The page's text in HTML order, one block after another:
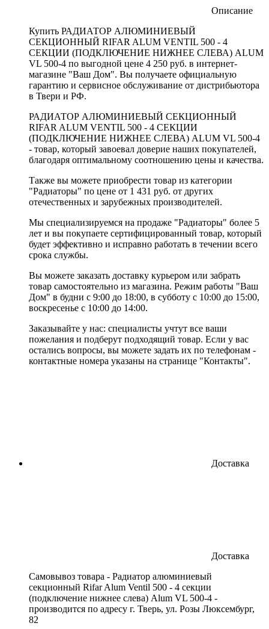
Описание
Купить РАДИАТОР АЛЮМИНИЕВЫЙ
СЕКЦИОННЫЙ RIFAR ALUM VENTIL 500 - 4
СЕКЦИИ (ПОДКЛЮЧЕНИЕ НИЖНЕЕ СЛЕВА) ALUM
VL 500-4 по выгодной цене 4 250 руб. в интернет-
магазине "Ваш Дом". Вы получаете официальную
гарантию и сервисное обслуживание от дистрибьютора
в Твери и РФ.
РАДИАТОР АЛЮМИНИЕВЫЙ СЕКЦИОННЫЙ
RIFAR ALUM VENTIL 500 - 4 СЕКЦИИ
(ПОДКЛЮЧЕНИЕ НИЖНЕЕ СЛЕВА) ALUM VL 500-4
- товар, который завоевал доверие наших покупателей,
благодаря оптимальному соотношению цены и качества.
Также вы можете приобрести товар из категории
"Радиаторы" по цене от 1 431 руб. от других
отечественных и зарубежных производителей.
Мы специализируемся на продаже "Радиаторы" более 5
лет и вы покупаете сертифицированный товар, который
будет эффективно и исправно работать в течении всего
срока службы.
Вы можете заказать доставку курьером или забрать
товар самостоятельно из магазина. Режим работы "Ваш
Дом" в будни с 9:00 до 18:00, в субботу с 10:00 до 15:00,
воскресенье с 10:00 до 14:00.
Заказывайте у нас: специалисты учтут все ваши
пожелания и подберут подходящий товар. Если у вас
остались вопросы, вы можете задать их по телефонам -
контактные номера указаны на странице "Контакты".
Доставка
Доставка
Cамовывоз товара - Радиатор алюминиевый
секционный Rifar Alum Ventil 500 - 4 секции
(подключение нижнее слева) Alum VL 500-4 -
производится по адресу г. Тверь, ул. Розы Люксембург,
82